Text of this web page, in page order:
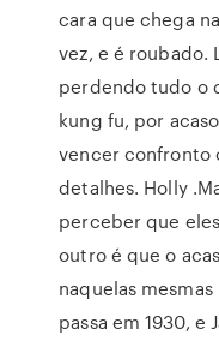
cara que chega
vez, e é roubado.
perdendo tudo o
kung fu, por
vencer confronto
detalhes. Holly
perceber que
outro é que o
naquelas
passa em 1930,